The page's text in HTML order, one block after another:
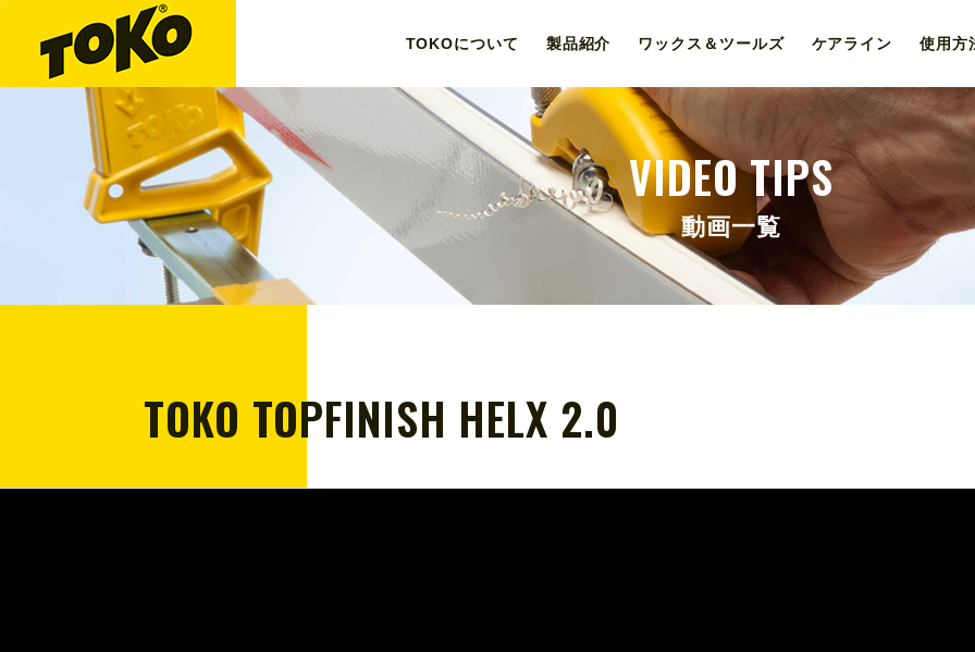
TOKOについて 製品紹介 ワックス＆ ツールズ ケアライン 使用方
VIDEO TIPS
動画一覧
TOKO TOPFINISH HELX 2.0